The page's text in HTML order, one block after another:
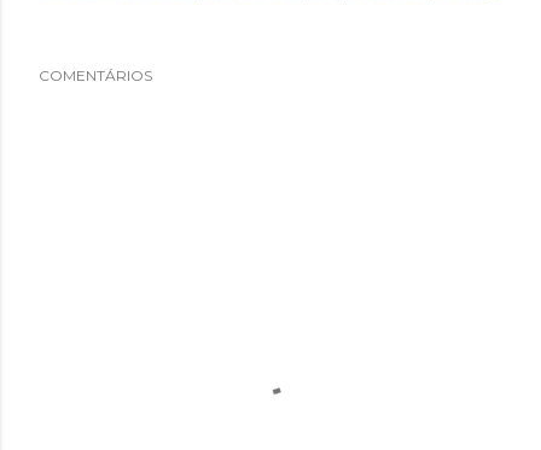
COMENTÁRIOS